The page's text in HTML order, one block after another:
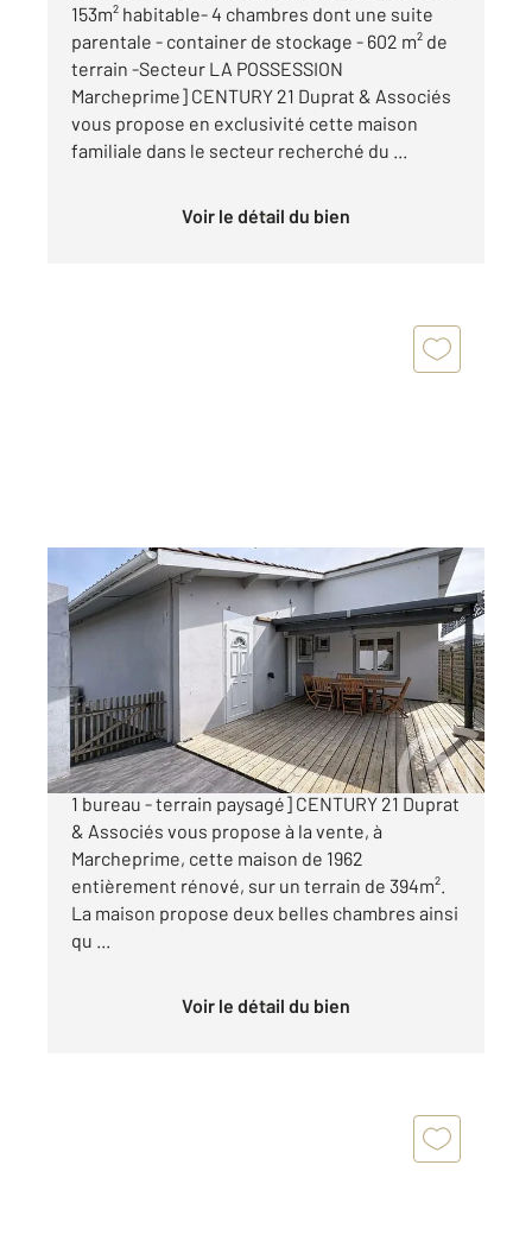
153m² habitable- 4 chambres dont une suite
parentale - container de stockage - 602 m² de
terrain -Secteur LA POSSESSION
Marcheprime] CENTURY 21 Duprat & Associés
vous propose en exclusivité cette maison
familiale dans le secteur recherché du ...
Voir le détail du bien
MARCHEPRIME 33
96,12 m2 , 4 pièces
Ref : 10940
Maison à vendre
350 000 €
[Maison entièrement rénovée - 2 chambres et
1 bureau - terrain paysagé] CENTURY 21 Duprat
& Associés vous propose à la vente, à
Marcheprime, cette maison de 1962
entièrement rénové, sur un terrain de 394m².
La maison propose deux belles chambres ainsi
qu ...
Voir le détail du bien